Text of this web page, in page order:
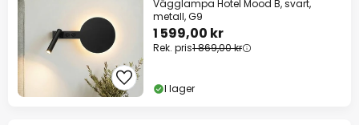
Vägglampa Hotel Mood B, svart,
metall, G9
1 599,00 kr
Rek. pris1 869,00 kr
I lager